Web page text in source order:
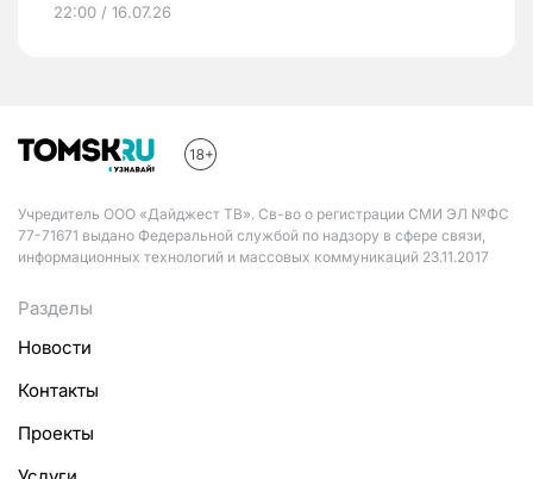
22:00 / 16.07.26
Учредитель ООО «Дайджест ТВ». Св-во о регистрации СМИ ЭЛ №ФС
77-71671 выдано Федеральной службой по надзору в сфере связи,
информационных технологий и массовых коммуникаций 23.11.2017
Разделы
Новости
Контакты
Проекты